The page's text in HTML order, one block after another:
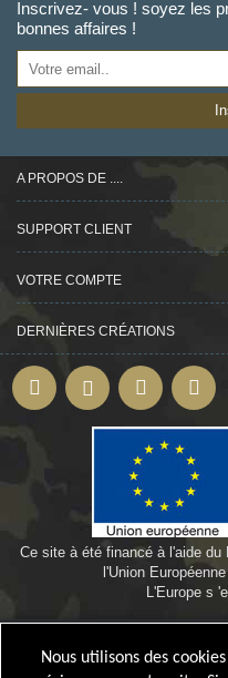
Inscrivez- vous ! soyez les
bonnes affaires !
A PROPOS DE ....
SUPPORT CLIENT
VOTRE COMPTE
DERNIÈRES CRÉATIONS
Ce site à été financé à l'aide
l'Union
L'Europe s
Nous utilisons des